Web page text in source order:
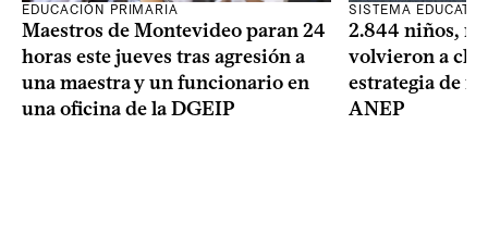
EDUCACIÓN PRIMARIA
Maestros de Montevideo paran 24
horas este jueves tras agresión a
una maestra y un funcionario en
una oficina de la DGEIP
SISTEMA
2.844 niños,
volvieron a
estrategia de
ANEP